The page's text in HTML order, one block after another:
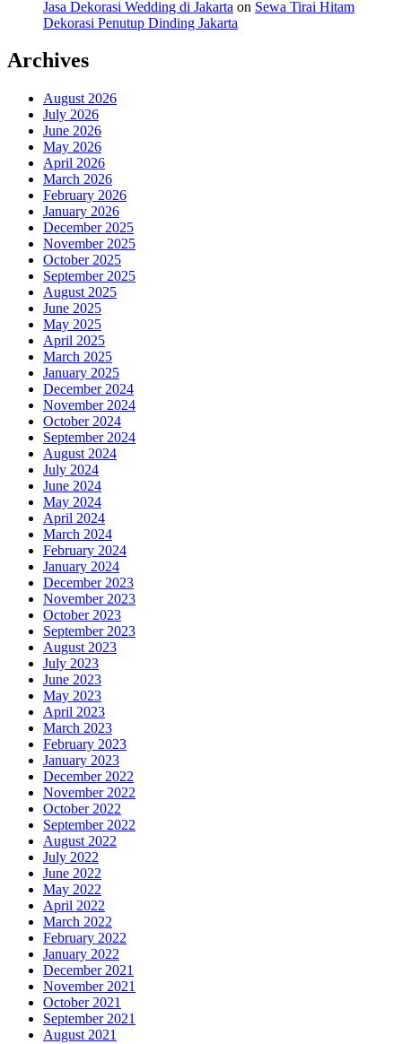
Jasa Dekorasi Wedding di Jakarta on Sewa Tirai Hitam
Dekorasi Penutup Dinding Jakarta
Archives
August 2026
July 2026
June 2026
May 2026
April 2026
March 2026
February 2026
January 2026
December 2025
November 2025
October 2025
September 2025
August 2025
June 2025
May 2025
April 2025
March 2025
January 2025
December 2024
November 2024
October 2024
September 2024
August 2024
July 2024
June 2024
May 2024
April 2024
March 2024
February 2024
January 2024
December 2023
November 2023
October 2023
September 2023
August 2023
July 2023
June 2023
May 2023
April 2023
March 2023
February 2023
January 2023
December 2022
November 2022
October 2022
September 2022
August 2022
July 2022
June 2022
May 2022
April 2022
March 2022
February 2022
January 2022
December 2021
November 2021
October 2021
September 2021
August 2021